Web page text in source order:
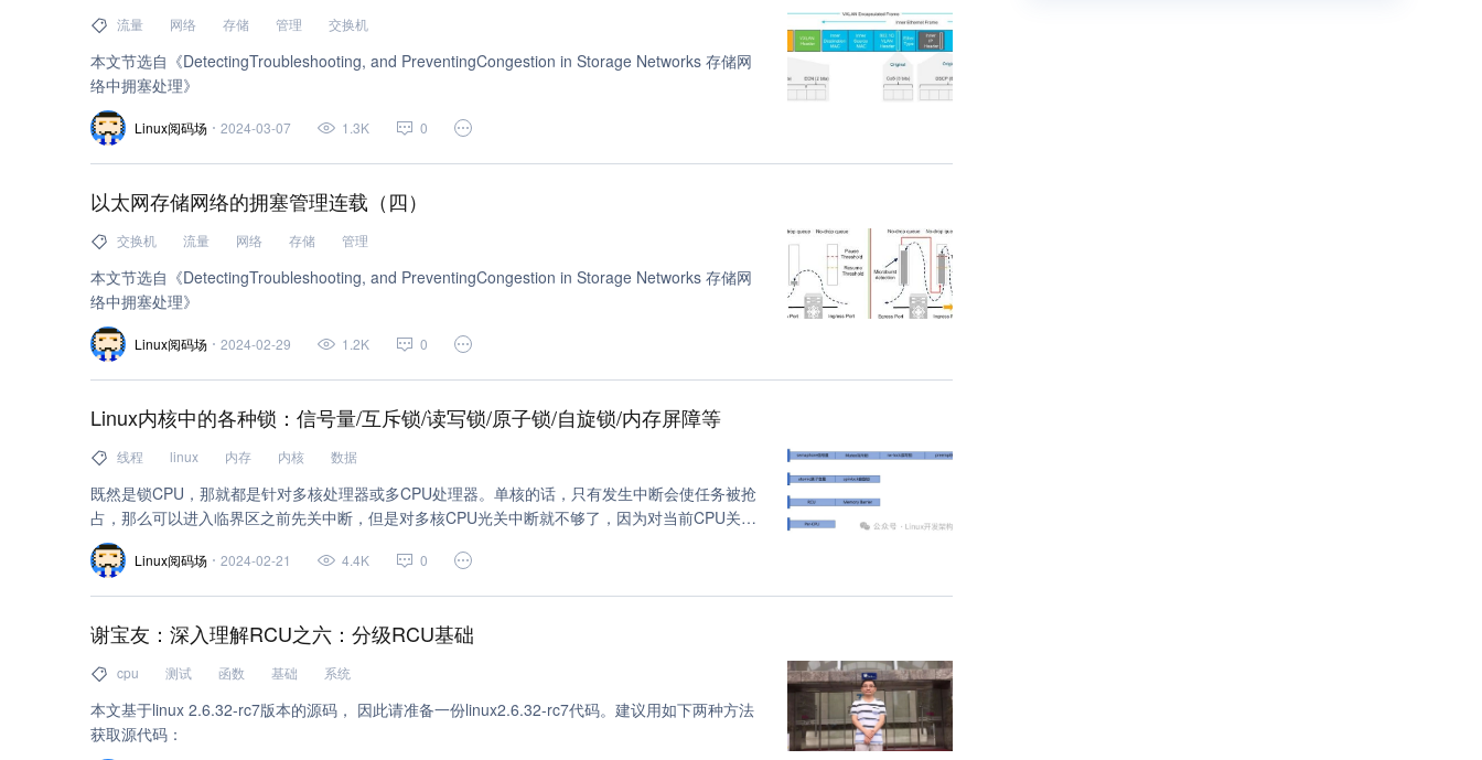
小程序 (2)
mqtt (2) 任务调度 (2)
密钥管理服务 (2)
ansible (2)
kill (2)
pid (2) ps (2) sys (2) wait (2)
对象存储 (1)
数字货币 (1) iphone (1) .net (1)
xml (1)
opengl (1)
memcached (1)
access (1)
深度学习 (1)
访问管理 (1)
腾讯云命令行工具 (1)
NAT 网关 (1)
图像处理 (1)
DevOps 解决方案 (1)
日志数据 (1)
企业 (1) 渲染 (1)
vr 视频解决方案 (1)
selenium (1)
uml (1) 大数据 (1)
nat (1)
腾讯云开发者社区 (1)
云计算 (1)
性能测试 (1)
add (1) alpha (1) amd (1)
back (1)
流量 网络 存储 管理 交换机
本文节选自《DetectingTroubleshooting, and PreventingCongestion in Storage Networks 存储网
络中拥塞处理》
Linux阅码场 2024-03-07 1.3K 0
以太网存储网络的拥塞管理连载（四）
交换机 流量 网络 存储 管理
本文节选自《DetectingTroubleshooting, and PreventingCongestion in Storage Networks 存储网
络中拥塞处理》
Linux阅码场 2024-02-29 1.2K 0
Linux内核中的各种锁：信号量/互斥锁/读写锁/原子锁/自旋锁/内存屏障等
线程 linux 内存 内核 数据
既然是锁CPU，那就都是针对多核处理器或多CPU处理器。单核的话，只有发生中断会使任务被抢
占，那么可以进入临界区之前先关中断，但是对多核CPU光关中断就不够了，因为对当前CPU关了
中断只能使得当前CPU不会运行其它要进入临界区的程序，但其它CPU还是可能执行进入临界区的
程序。Linux阅码场 2024-02-21 4.4K 0
谢宝友：深入理解RCU之六：分级RCU基础
cpu 测试 函数 基础 系统
本文基于linux 2.6.32-rc7版本的源码， 因此请准备一份linux2.6.32-rc7代码。建议用如下两种方法
获取源代码：